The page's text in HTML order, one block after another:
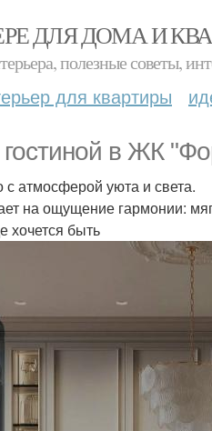
ДЛЯ ДОМА И
полезные советы,
для квартиры
гостиной в ЖК
атмосферой уюта и света.
на ощущение гармонии:
хочется быть